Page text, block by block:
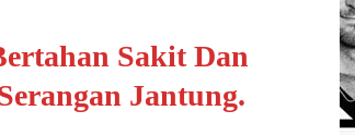
Sakit Dan
Jantung.